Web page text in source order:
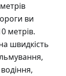
ви
метрів.
швидкість